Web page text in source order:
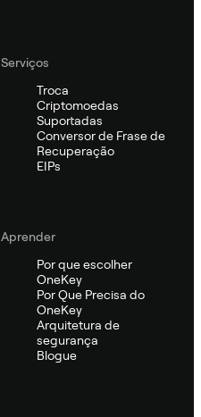
Serviços
Troca
Criptomoedas
Suportadas
Conversor de Frase de
Recuperação
EIPs
Aprender
Por que escolher
OneKey
Por Que Precisa do
OneKey
Arquitetura de
segurança
Blogue